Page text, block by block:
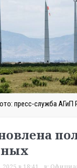
пресс-служба АГиП